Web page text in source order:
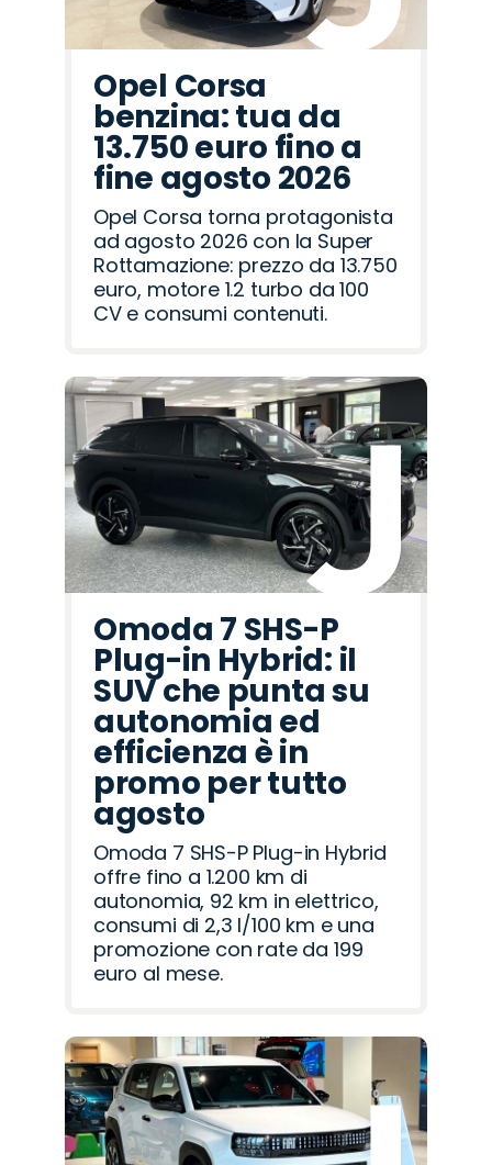
Opel Corsa
benzina: tua da
13.750 euro fino a
fine agosto 2026
Opel Corsa torna protagonista
ad agosto 2026 con la Super
Rottamazione: prezzo da 13.750
euro, motore 1.2 turbo da 100
CV e consumi contenuti.
Omoda 7 SHS-P
Plug-in Hybrid: il
SUV che punta su
autonomia ed
efficienza è in
promo per tutto
agosto
Omoda 7 SHS-P Plug-in Hybrid
offre fino a 1.200 km di
autonomia, 92 km in elettrico,
consumi di 2,3 l/100 km e una
promozione con rate da 199
euro al mese.